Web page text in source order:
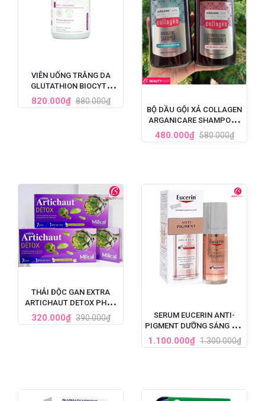
VIÊN UỐNG TRẮNG DA
GLUTATHION BIOCYTE
PHÁP 30 VIÊN
820.000₫ 880.000₫
BỘ DẦU GỘI XẢ COLLAGEN
ARGANICARE SHAMPOO -
PHÁP
480.000₫ 580.000₫
THẢI ĐỘC GAN EXTRA
ARTICHAUT DETOX PHÁP
LIỆU TRÌNH 7 NGÀY
320.000₫ 390.000₫
SERUM EUCERIN ANTI-
PIGMENT DƯỠNG SÁNG DA,
TRỊ NÁM TÀN NHANG 30ML
1.100.000₫ 1.300.000₫